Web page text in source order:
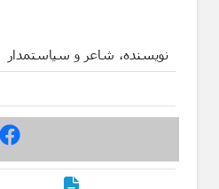
نویسنده، شاعر و سیاستمدار